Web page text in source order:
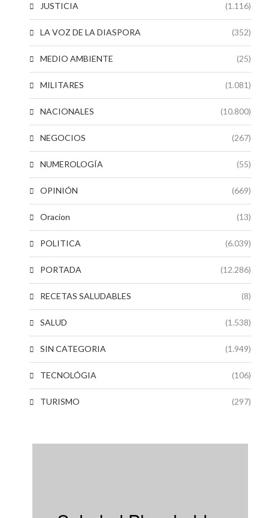
JUSTICIA (1.116)
LA VOZ DE LA DIASPORA (352)
MEDIO AMBIENTE (25)
MILITARES (1.081)
NACIONALES (10.800)
NEGOCIOS (267)
NUMEROLOGÍA (55)
OPINIÓN (669)
Oracion (13)
POLITICA (6.039)
PORTADA (12.286)
RECETAS SALUDABLES (8)
SALUD (1.538)
SIN CATEGORIA (1.949)
TECNOLÓGIA (106)
TURISMO (297)